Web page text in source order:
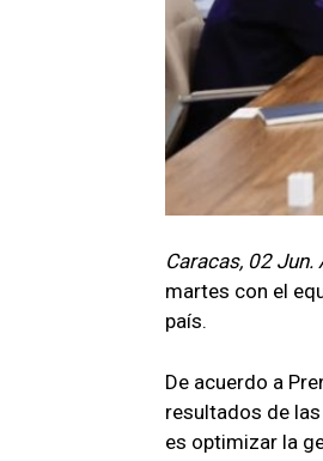
Caracas, 02 Jun.
martes con el
país.
De acuerdo a
resultados de
es optimizar la